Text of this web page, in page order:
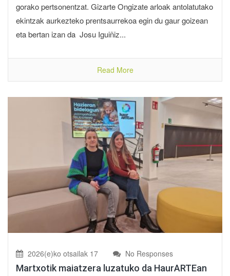
gorako pertsonentzat. Gizarte Ongizate arloak antolatutako
ekintzak aurkezteko prentsaurrekoa egin du gaur goizean
eta bertan izan da Josu Iguiñiz...
Read More
2026(e)ko otsailak 17 No Responses
Martxotik maiatzera luzatuko da HaurARTEan